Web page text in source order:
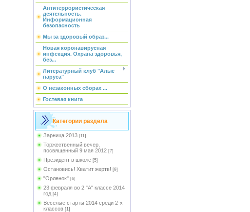
Антитеррористическая
деятельность.
Информационная
безопасность
Мы за здоровый образ...
Новая коронавирусная
инфекция. Охрана здоровья,
без...
Литературный клуб "Алые
паруса"
О незаконных сборах ...
Гостевая книга
Категории раздела
Зарница 2013 [11]
Торжественный вечер,
посвященный 9 мая 2012 [7]
Президент в школе [5]
Остановись! Хватит жертв! [9]
"Орленок" [6]
23 февраля во 2 "А" классе 2014
год [4]
Веселые старты 2014 среди 2-х
классов [1]